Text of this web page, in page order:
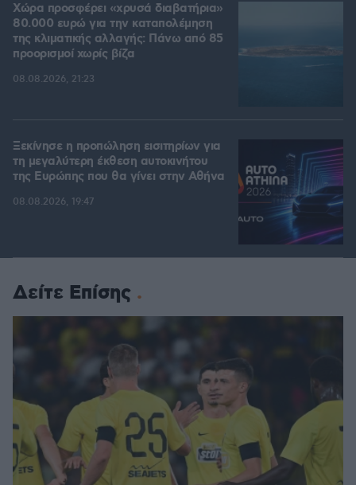
Χώρα προσφέρει «χρυσά διαβατήρια»
80.000 ευρώ για την καταπολέμηση
της κλιματικής αλλαγής: Πάνω από 85
προορισμοί χωρίς βίζα
08.08.2026, 21:23
Ξεκίνησε η προπώληση εισιτηρίων για
τη μεγαλύτερη έκθεση αυτοκινήτου
της Ευρώπης που θα γίνει στην Αθήνα
08.08.2026, 19:47
Δείτε Επίσης